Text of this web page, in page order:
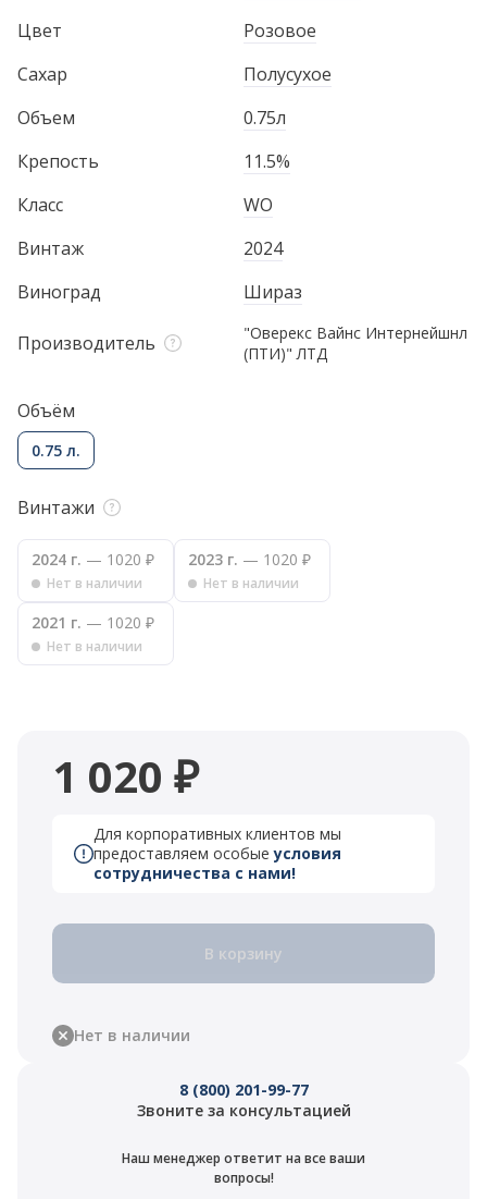
Цвет
Розовое
Сахар
Полусухое
Объем
0.75л
Крепость
11.5%
Класс
WO
Винтаж
2024
Виноград
Шираз
Производитель
"Оверекс Вайнс Интернейшнл
(ПТИ)" ЛТД
Объём
0.75 л.
Винтажи
2024 г. — 1020 ₽
Нет в наличии
2023 г. — 1020 ₽
Нет в наличии
2021 г. — 1020 ₽
Нет в наличии
1 020 ₽
Для корпоративных клиентов мы
предоставляем особыеусловия
сотрудничества с нами!
В корзину
Нет в наличии
8 (800) 201-99-77
Звоните за консультацией
Наш менеджер ответит на все ваши
вопросы!